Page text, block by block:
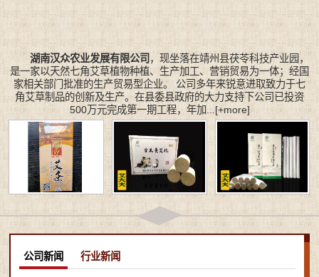
湖南汉众农业发展有限公司 ，现坐落在靖州县茯苓科技产业园，
是一家以天然七角艾草植物种植、生产加工、营销贸易为一体；经国
家相关部门批准的生产贸易型企业。 公司多年来锐意进取致力于七
角艾草制品的创新及生产。在县委县政府的大力支持下公司已投资
500万元完成第一期工程，年加...[+more]
公司新闻 行业新闻